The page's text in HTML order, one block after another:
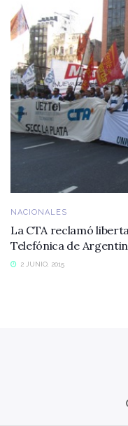
NACIONALES
La CTA reclamó
Telefónica de
2 JUNIO, 2015